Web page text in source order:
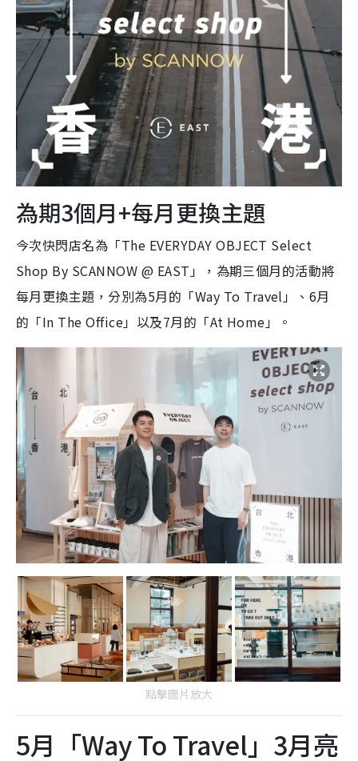
為期3個月+每月更換主題
今次快閃店名為「The EVERYDAY OBJECT Select
Shop By SCANNOW @ EAST」，為期三個月的活動將
每月更換主題，分別為5月的「Way To Travel」、6月
的「In The Office」以及7月的「At Home」。
點擊圖片放大
5月「Way To Travel」3月亮